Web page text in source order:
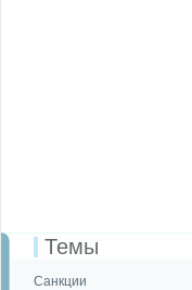
Темы
Санкции